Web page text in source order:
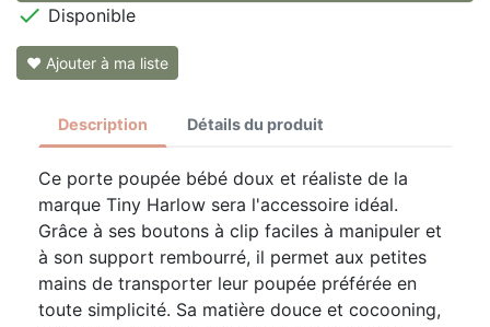
 Disponible
❤ Ajouter à ma liste
Description Détails du produit
Ce porte poupée bébé doux et réaliste de la
marque Tiny Harlow sera l'accessoire idéal.
Grâce à ses boutons à clip faciles à manipuler et
à son support rembourré, il permet aux petites
mains de transporter leur poupée préférée en
toute simplicité. Sa matière douce et cocooning,